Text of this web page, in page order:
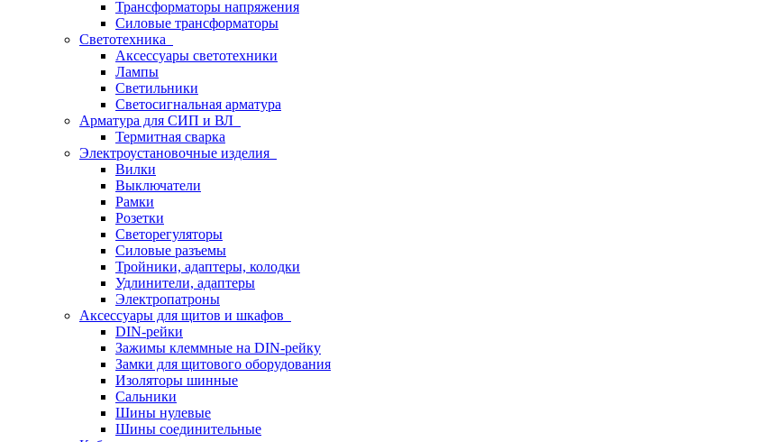
Трансформаторы напряжения
Силовые трансформаторы
Светотехника
Аксессуары светотехники
Лампы
Светильники
Светосигнальная арматура
Арматура для СИП и ВЛ
Термитная сварка
Электроустановочные изделия
Вилки
Выключатели
Рамки
Розетки
Светорегуляторы
Силовые разъемы
Тройники, адаптеры, колодки
Удлинители, адаптеры
Электропатроны
Аксессуары для щитов и шкафов
DIN-рейки
Зажимы клеммные на DIN-рейку
Замки для щитового оборудования
Изоляторы шинные
Сальники
Шины нулевые
Шины соединительные